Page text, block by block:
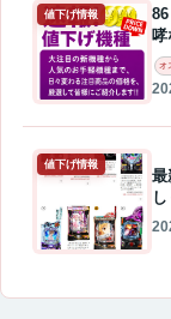
値下げ情報
オ
値下げ情報
最